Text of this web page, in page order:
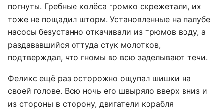
погнуты. Гребные колёса громко скрежетали, их
тоже не пощадил шторм. Установленные на палубе
насосы безустанно откачивали из трюмов воду, а
раздававшийся оттуда стук молотков,
подтверждал, что гномы во всю заделывают течи.
Феликс ещё раз осторожно ощупал шишки на
своей голове. Всю ночь его швыряло вверх вниз и
из стороны в сторону, двигатели корабля